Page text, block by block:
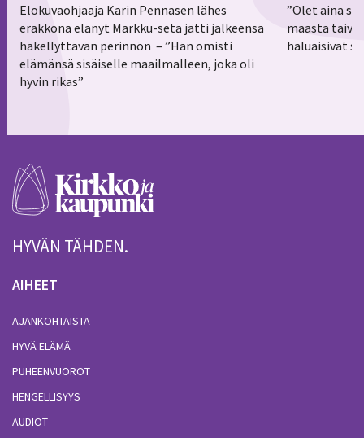
Elokuvaohjaaja Karin Pennasen lähes
erakkona elänyt Markku-setä jätti jälkeensä
häkellyttävän perinnön – ”Hän omisti
elämänsä sisäiselle maailmalleen, joka oli
hyvin rikas”
”Olet aina
maasta
haluaisivat
HYVÄN TÄHDEN.
AIHEET
AJANKOHTAISTA
HYVÄ ELÄMÄ
PUHEENVUOROT
HENGELLISYYS
AUDIOT